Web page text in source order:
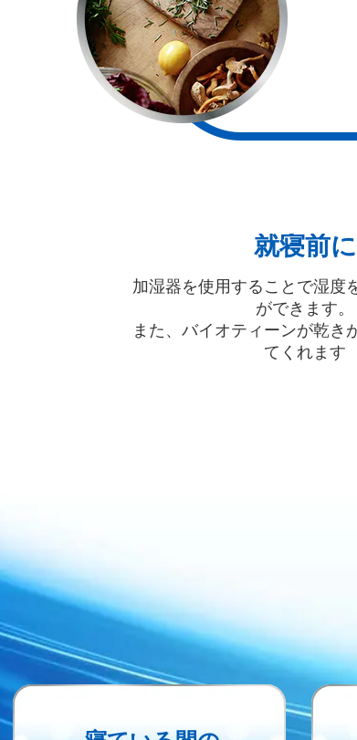
就寝前に
加湿器を使用することで湿度
ができます。
また、バイオティーンが乾き
てくれます